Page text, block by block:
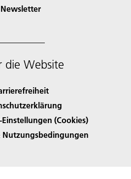
Newsletter
die Website
(Cookies)
Nutzungsbedingungen